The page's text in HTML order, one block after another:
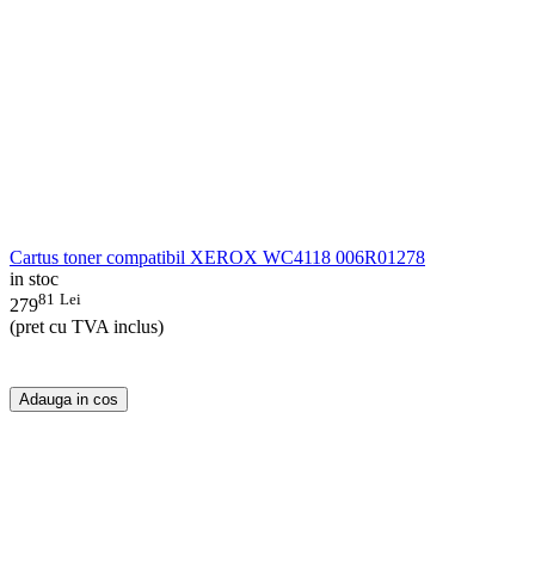
Cartus toner compatibil XEROX WC4118 006R01278
in stoc
27981 Lei
(pret cu TVA inclus)
Adauga in cos